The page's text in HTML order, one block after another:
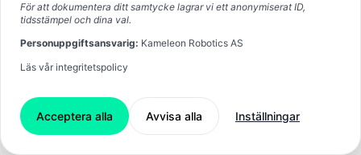
För att dokumentera ditt samtycke lagrar vi ett anonymiserat ID,
tidsstämpel och dina val.
Personuppgiftsansvarig: Kameleon Robotics AS
Läs vår integritetspolicy
Acceptera alla Avvisa alla Inställningar